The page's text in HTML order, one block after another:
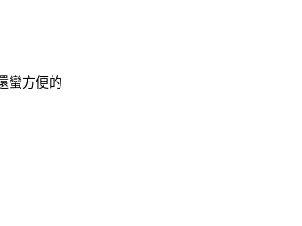
蠻方便的